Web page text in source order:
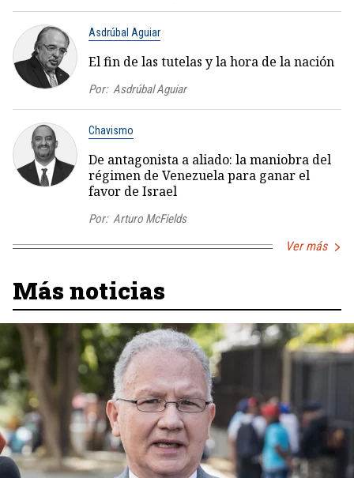
Asdrúbal Aguiar
El fin de las tutelas y la hora de la nación
Por: Asdrúbal Aguiar
Chavismo
De antagonista a aliado: la maniobra del
régimen de Venezuela para ganar el
favor de Israel
Por: Arturo McFields
Ver más
Más noticias